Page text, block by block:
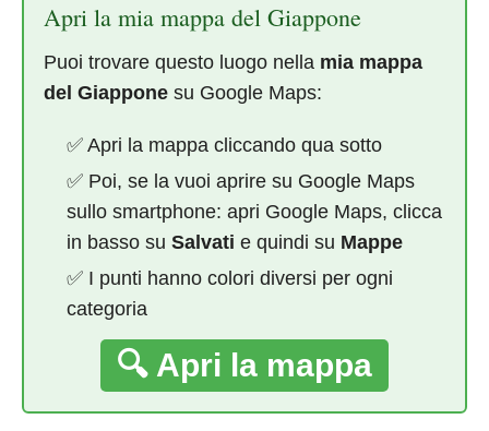
Apri la mia mappa del Giappone
Puoi trovare questo luogo nella mia mappa
del Giappone su Google Maps:
✅ Apri la mappa cliccando qua sotto
✅ Poi, se la vuoi aprire su Google Maps
sullo smartphone: apri Google Maps, clicca
in basso su Salvati e quindi su Mappe
✅ I punti hanno colori diversi per ogni
categoria
🔍 Apri la mappa